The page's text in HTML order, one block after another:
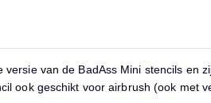
versie van de BadAss Mini stencils en
ook geschikt voor airbrush (ook met